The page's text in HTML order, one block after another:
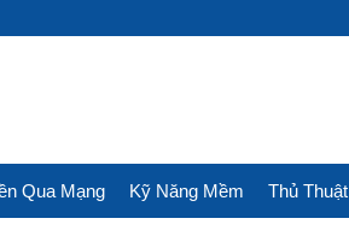
Qua Mạng Kỹ Năng Mềm Thủ Thuật